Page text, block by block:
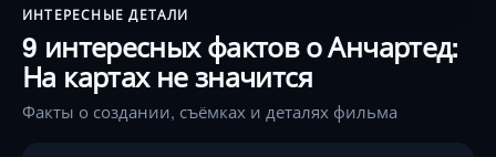
ИНТЕРЕСНЫЕ ДЕТАЛИ
9 интересных фактов о Анчартед:
На картах не значится
Факты о создании, съёмках и деталях фильма